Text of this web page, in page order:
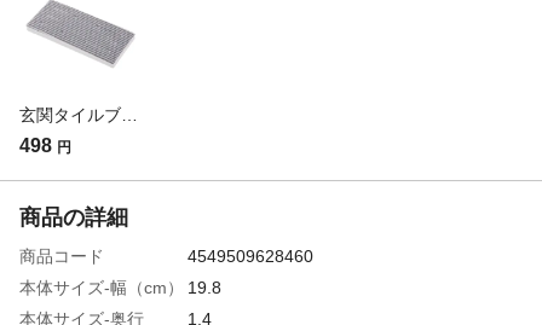
498 円
商品の詳細
商品コード
4549509628460
本体サイズ-幅（cm）
19.8
本体サイズ-奥行
1.4